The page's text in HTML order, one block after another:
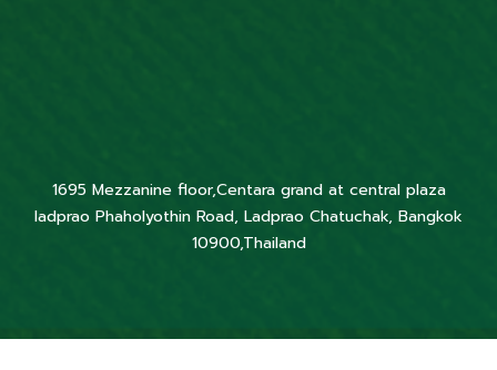
1695 Mezzanine floor,Centara grand at central plaza
ladprao Phaholyothin Road, Ladprao Chatuchak, Bangkok
10900,Thailand